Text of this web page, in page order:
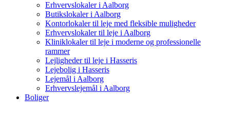
Erhvervslokaler i Aalborg
Butikslokaler i Aalborg
Kontorlokaler til leje med fleksible muligheder
Erhvervslokaler til leje i Aalborg
Kliniklokaler til leje i moderne og professionelle
rammer
Lejligheder til leje i Hasseris
Lejebolig i Hasseris
Lejemål i Aalborg
Erhvervslejemål i Aalborg
Boliger